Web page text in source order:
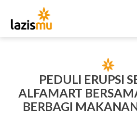
PEDULI ERUPSI
ALFAMART
BERBAGI